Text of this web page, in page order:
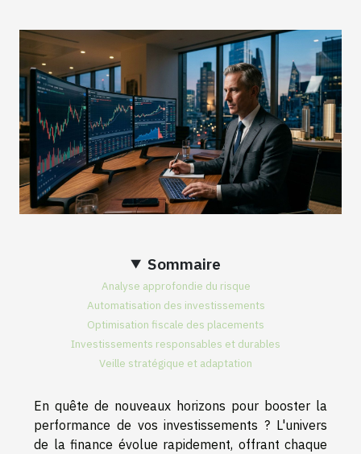
Sommaire
Analyse approfondie du risque
Automatisation des investissements
Optimisation fiscale des placements
Investissements responsables et durables
Veille stratégique et adaptation
En quête de nouveaux horizons pour booster la
performance de vos investissements ? L'univers
de la finance évolue rapidement, offrant chaque